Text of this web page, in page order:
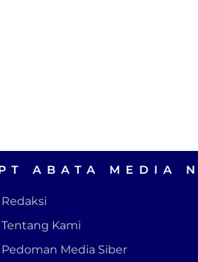
ABATA MEDIA
Redaksi
Tentang Kami
Pedoman Media Siber